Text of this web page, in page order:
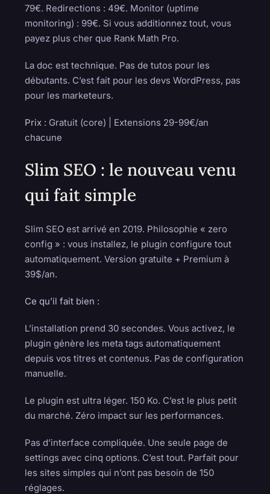
79€. Redirections : 49€. Monitor (uptime
monitoring) : 99€. Si vous additionnez tout, vous
payez plus cher que Rank Math Pro.
La doc est technique. Pas de tutos pour les
débutants. C’est fait pour les devs WordPress, pas
pour les marketeurs.
Prix : Gratuit (core) | Extensions 29-99€/an
chacune
Slim SEO : le nouveau venu
qui fait simple
Slim SEO est arrivé en 2019. Philosophie « zero
config » : vous installez, le plugin configure tout
automatiquement. Version gratuite + Premium à
39$/an.
Ce qu’il fait bien :
L’installation prend 30 secondes. Vous activez, le
plugin génère les meta tags automatiquement
depuis vos titres et contenus. Pas de configuration
manuelle.
Le plugin est ultra léger. 150 Ko. C’est le plus petit
du marché. Zéro impact sur les performances.
Pas d’interface compliquée. Une seule page de
settings avec cinq options. C’est tout. Parfait pour
les sites simples qui n’ont pas besoin de 150
réglages.